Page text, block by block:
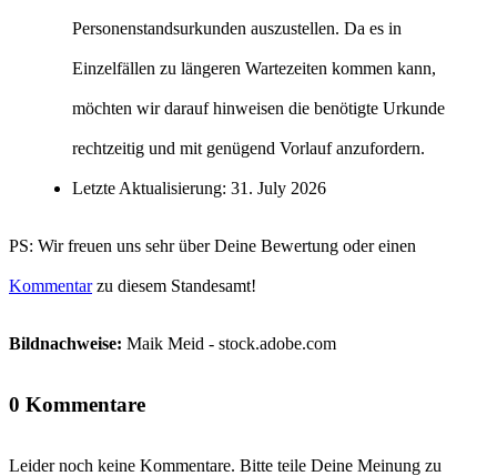
Personenstandsurkunden auszustellen. Da es in
Einzelfällen zu längeren Wartezeiten kommen kann,
möchten wir darauf hinweisen die benötigte Urkunde
rechtzeitig und mit genügend Vorlauf anzufordern.
Letzte Aktualisierung: 31. July 2026
PS: Wir freuen uns sehr über Deine Bewertung oder einen
Kommentarzu diesem Standesamt!
Bildnachweise: Maik Meid - stock.adobe.com
0 Kommentare
Leider noch keine Kommentare. Bitte teile Deine Meinung zu